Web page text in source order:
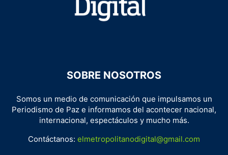
SOBRE NOSOTROS
Somos un medio de comunicación que impulsamos un
Periodismo de Paz e informamos del acontecer nacional,
internacional, espectáculos y mucho más.
Contáctanos: elmetropolitanodigital@gmail.com